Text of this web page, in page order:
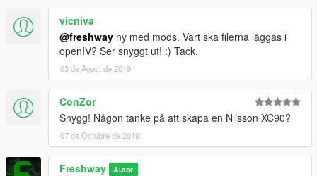
vicniva
@freshway ny med mods. Vart ska filerna läggas i
openIV? Ser snyggt ut! :) Tack.
03 de Agost de 2019
ConZor
Snygg! Någon tanke på att skapa en Nilsson XC90?
07 de Octubre de 2019
Freshway Autor